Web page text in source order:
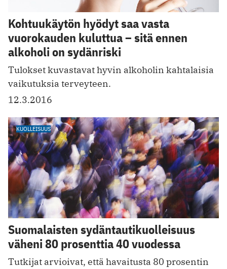
Kohtuukäytön hyödyt saa vasta
vuorokauden kuluttua – sitä ennen
alkoholi on sydänriski
Tulokset kuvastavat hyvin alkoholin kahtalaisia
vaikutuksia terveyteen.
12.3.2016
KUOLLEISUUS
Suomalaisten sydäntautikuolleisuus
väheni 80 prosenttia 40 vuodessa
Tutkijat arvioivat, että havaitusta 80 prosentin